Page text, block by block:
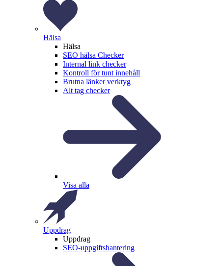
Hälsa
Hälsa
SEO hälsa Checker
Internal link checker
Kontroll för tunt innehåll
Brutna länker verktyg
Alt tag checker
Visa alla
Uppdrag
Uppdrag
SEO-uppgiftshantering